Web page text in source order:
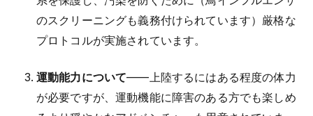
のスクリーニングも義務付けられています）厳格な
プロトコルが実施されています。
運動能力について——上陸するにはある程度の体力
が必要ですが、運動機能に障害のある方でも楽しめ